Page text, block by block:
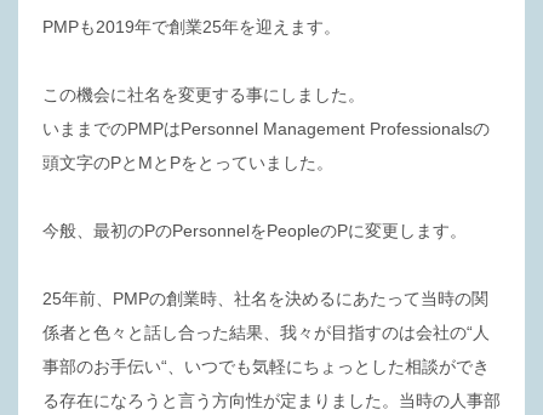
PMPも2019年で創業25年を迎えます。
この機会に社名を変更する事にしました。
いままでのPMPはPersonnel Management Professionalsの
頭文字のPとMとPをとっていました。
今般、最初のPのPersonnelをPeopleのPに変更します。
25年前、PMPの創業時、社名を決めるにあたって当時の関
係者と色々と話し合った結果、我々が目指すのは会社の“人
事部のお手伝い“、いつでも気軽にちょっとした相談ができ
る存在になろうと言う方向性が定まりました。当時の人事部